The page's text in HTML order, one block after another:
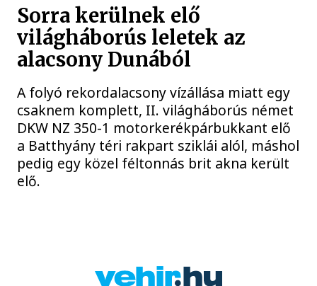
Sorra kerülnek elő
világháborús leletek az
alacsony Dunából
A folyó rekordalacsony vízállása miatt egy
csaknem komplett, II. világháborús német
DKW NZ 350-1 motorkerékpárbukkant elő
a Batthyány téri rakpart sziklái alól, máshol
pedig egy közel féltonnás brit akna került
elő.